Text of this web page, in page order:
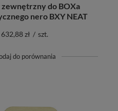
zewnętrzny do BOXa
nero BXY NEAT
632,88 zł / szt.
do porównania